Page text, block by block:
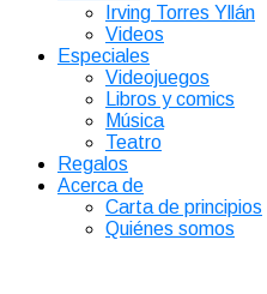
Irving Torres Yllán
Videos
Especiales
Videojuegos
Libros y comics
Música
Teatro
Regalos
Acerca de
Carta de principios
Quiénes somos